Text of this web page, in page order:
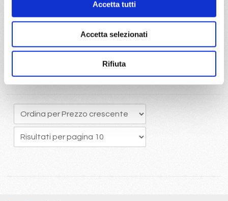
Accetta tutti
Accetta selezionati
Rifiuta
che comprende una ottima selezione di bevande alcoliche e
analcoliche calde e fredde